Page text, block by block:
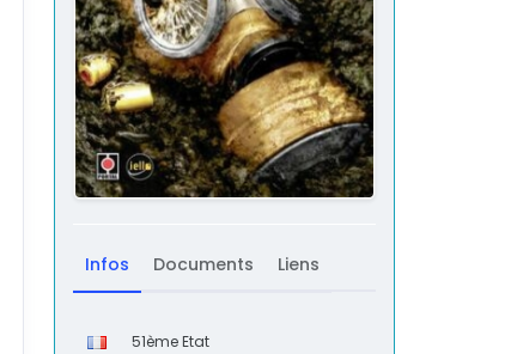
Infos Documents Liens
51ème Etat